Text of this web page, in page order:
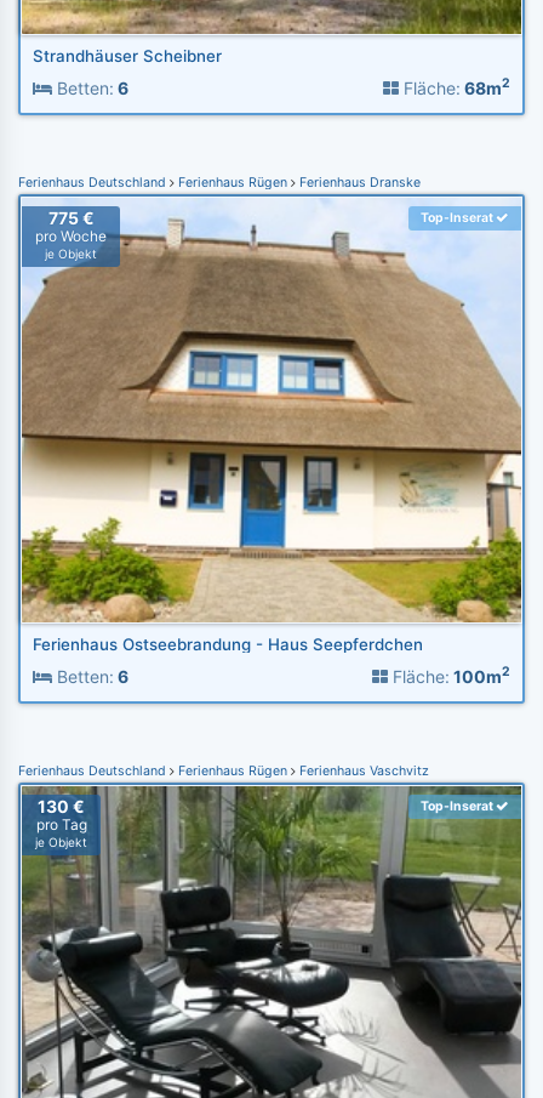
Strandhäuser Scheibner
Betten: 6 Fläche: 68m2
Ferienhaus Deutschland Ferienhaus Rügen Ferienhaus Dranske
775 €
pro Woche
je Objekt
Top-Inserat
Ferienhaus Ostseebrandung - Haus Seepferdchen
Betten: 6 Fläche: 100m2
Ferienhaus Deutschland Ferienhaus Rügen Ferienhaus Vaschvitz
130 €
pro Tag
je Objekt
Top-Inserat